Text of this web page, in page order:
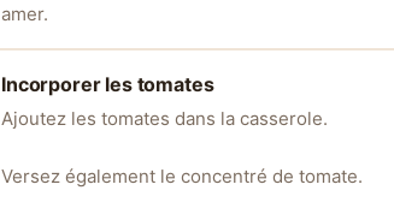
amer.
Incorporer les tomates
Ajoutez les tomates dans la casserole.
Versez également le concentré de tomate.